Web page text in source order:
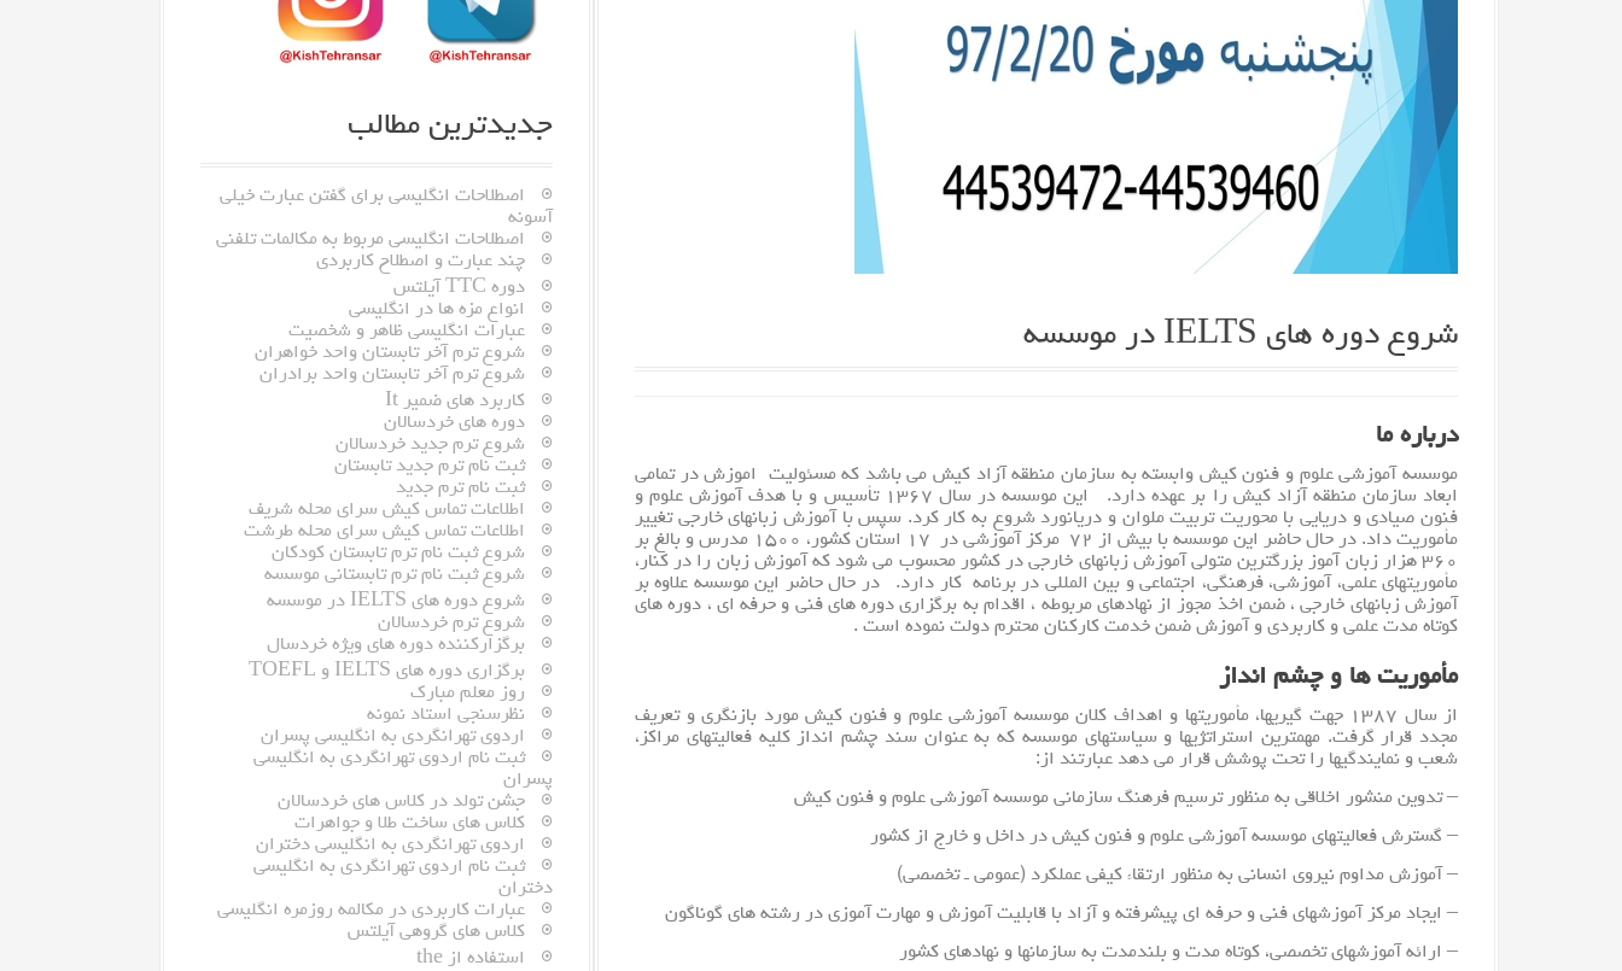
شروع دوره های IELTS در موسسه
درباره ما
موسسه آموزشی علوم و فنونکیش وابسته به سازمان منطقه آزاد کیش می باشد که مسئولیت اموزش در تمامی
ابعاد سازمان منطقه آزاد کیش را بر عهده دارد. این موسسه در سال ۱۳۶۷ تأسیس و با هدف آموزش علوم و
فنون صیادی و دریایی با محوریت تربیت ملوان و دریانورد شروع به کار کرد. سپس با آموزش زبانهای خارجی تغییر
مأموریت داد. در حال حاضر این موسسه با بیش از ۷۲ مرکز آموزشی در ۱۷ استان کشور، ۱۵۰۰ مدرس و بالغ بر
۳۶۰ هزار زبان آموز بزرگترین متولی آموزش زبانهای خارجی در کشور محسوب می شود که
آموزش زبان را در کنار،
مأموریتهای علمی، آموزشی، فرهنگی، اجتماعی و بین المللی در برنامه کار دارد. در حال حاضر این موسسه علاوه بر
آموزش زبانهای خارجی ، ضمن اخذ مجوز از نهادهای مربوطه ، اقدام به برگزاری دوره های فنی و حرفه ای ، دوره های
کوتاه مدت علمی و کاربردی و آموزش ضمن خدمت کارکنان محترم دولت نموده است .
مأموریت ها و چشم انداز
از سال ۱۳۸۷ جهت گیریها، مأموریتها و اهداف کلان موسسه آموزشی علوم و فنون کیش مورد بازنگری و تعریف
مجدد قرار گرفت. مهمترین استراتژیها و سیاستهای موسسه که به عنوان سند چشم انداز کلیه فعالیتهای مراکز،
شعب و نمایندگیها را تحت پوشش قرار می دهد عبارتند از:
– تدوین منشور اخلاقی به منظور ترسیم فرهنگ سازمانی موسسه آموزشی علوم و فنون کیش
– گسترش فعالیتهای موسسه آموزشی علوم و فنون کیش در داخل و خارج از کشور
– آموزش مداوم نیروی انسانی به منظور ارتقاء کیفی عملکرد (عمومی ـ تخصصی)
– ایجاد مرکز آموزشهای فنی و حرفه ای پیشرفته و آزاد با قابلیت آموزش و مهارت آموزی در رشته های گوناگون
– ارائه آموزشهای تخصصی، کوتاه مدت و بلندمدت به سازمانها و نهادهای کشور
جدیدترین مطالب
اصطلاحات انگلیسی برای گفتن عبارت خیلی
آسونه
اصطلاحات انگلیسی مربوط به مکالمات تلفنی
چند عبارت و اصطلاح کاربردی
دوره TTC آیلتس
انواع مزه ها در انگلیسی
عبارات انگلیسی ظاهر و شخصیت
شروع ترم آخر تابستان واحد خواهران
شروع ترم آخر تابستان واحد برادران
کاربرد های ضمیر It
دوره های خردسالان
شروع ترم جدید خردسالان
ثبت نام ترم جدید تابستان
ثبت نام ترم جدید
اطلاعات تماس کیش سرای محله شریف
اطلاعات تماس کیش سرای محله طرشت
شروع ثبت نام ترم تابستان کودکان
شروع ثبت نام ترم تابستانی موسسه
شروع دوره های IELTS در موسسه
شروع ترم خردسالان
برگزارکننده دوره های ویژه خردسال
برگزاری دوره های IELTS و TOEFL
روز معلم مبارک
نظرسنجی استاد نمونه
اردوی تهرانگردی به انگلیسی پسران
ثبت نام اردوی تهرانگردی به انگلیسی
پسران
جشن تولد در کلاس های خردسالان
کلاس های ساخت طلا و جواهرات
اردوی تهرانگردی به انگلیسی دختران
ثبت نام اردوی تهرانگردی به انگلیسی
دختران
عبارات کاربردی در مکالمه روزمره انگلیسی
کلاس های گروهی آیلتس
استفاده از the